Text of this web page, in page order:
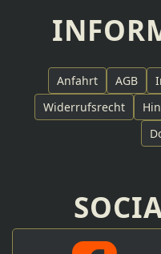
Anfahrt AGB
Widerrufsrecht